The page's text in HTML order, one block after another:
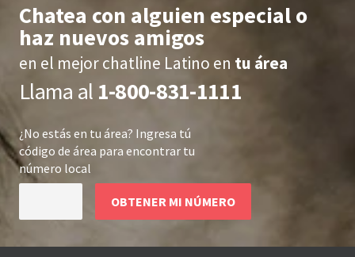
Chatea con alguien especial o
haz nuevos amigos
en el mejor chatline Latino en tu área
Llama al 1-800-831-1111
¿No estás en tu área? Ingresa tú
código de área para encontrar tu
número local
OBTENER MI NÚMERO